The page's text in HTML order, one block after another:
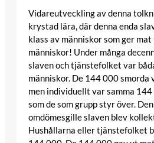
Vidareutveckling av denna
krystad lära, där denna enda
klass av människor som ger
människor! Under många
slaven och tjänstefolket var
människor. De 144 000 smorda
men individuellt var samma
som de som grupp styr över.
omdömesgille slaven blev
Hushållarna eller tjänstefolket